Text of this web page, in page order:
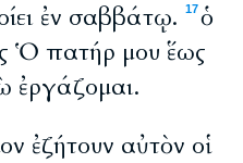
ἐν σαββάτῳ.
17ὁ
Ὁ πατήρ μου ἕως
ἐργάζομαι.
ἐζήτουν αὐτὸν οἱ